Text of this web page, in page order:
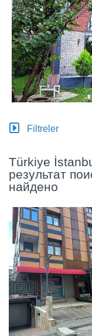
Filtreler
Türkiye
результат
найдено